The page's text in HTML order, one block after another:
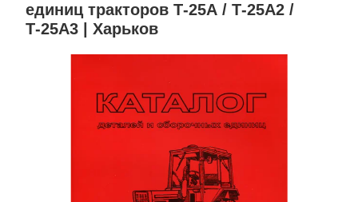
единиц тракторов Т-25А / Т-25А2 /
Т-25А3 | Харьков